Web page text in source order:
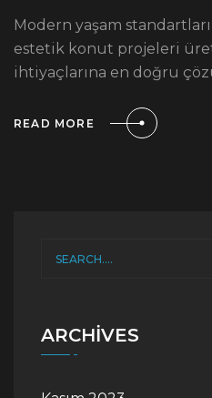
Modern yaşam
estetik konut projeleri
ihtiyaçlarına en doğru
READ MORE
ARCHIVES